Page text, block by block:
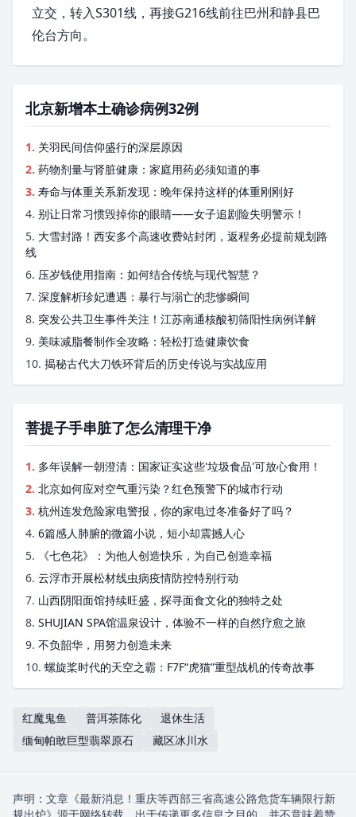
立交，转入S301线，再接G216线前往巴州和静县巴
伦台方向。
北京新增本土确诊病例32例
1. 关羽民间信仰盛行的深层原因
2. 药物剂量与肾脏健康：家庭用药必须知道的事
3. 寿命与体重关系新发现：晚年保持这样的体重刚刚好
4. 别让日常习惯毁掉你的眼睛——女子追剧险失明警示！
5. 大雪封路！西安多个高速收费站封闭，返程务必提前规划路
线
6. 压岁钱使用指南：如何结合传统与现代智慧？
7. 深度解析珍妃遭遇：暴行与溺亡的悲惨瞬间
8. 突发公共卫生事件关注！江苏南通核酸初筛阳性病例详解
9. 美味减脂餐制作全攻略：轻松打造健康饮食
10. 揭秘古代大刀铁环背后的历史传说与实战应用
菩提子手串脏了怎么清理干净
1. 多年误解一朝澄清：国家证实这些'垃圾食品'可放心食用！
2. 北京如何应对空气重污染？红色预警下的城市行动
3. 杭州连发危险家电警报，你的家电过冬准备好了吗？
4. 6篇感人肺腑的微篇小说，短小却震撼人心
5.
《七色花》：为他人创造快乐，为自己创造幸福
6. 云浮市开展松材线虫病疫情防控特别行动
7. 山西阴阳面馆持续旺盛，探寻面食文化的独特之处
8. SHUJIAN SPA馆温泉设计，体验不一样的自然疗愈之旅
9. 不负韶华，用努力创造未来
10. 螺旋桨时代的天空之霸：F7F“虎猫”重型战机的传奇故事
红魔鬼鱼 普洱茶陈化
退休生活
缅甸帕敢巨型翡翠原石
藏区冰川水
声明：文章《最新消息！重庆等西部三省高速公路危货车辆限行新